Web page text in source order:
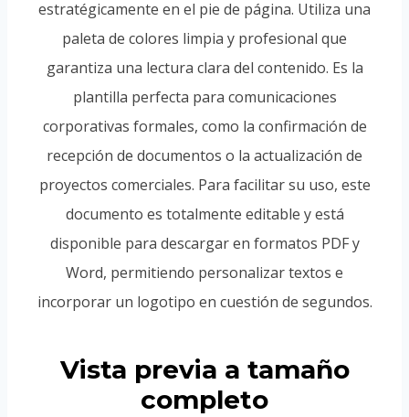
estratégicamente en el pie de página. Utiliza una
paleta de colores limpia y profesional que
garantiza una lectura clara del contenido. Es la
plantilla perfecta para comunicaciones
corporativas formales, como la confirmación de
recepción de documentos o la actualización de
proyectos comerciales. Para facilitar su uso, este
documento es totalmente editable y está
disponible para descargar en formatos PDF y
Word, permitiendo personalizar textos e
incorporar un logotipo en cuestión de segundos.
Vista previa a tamaño
completo